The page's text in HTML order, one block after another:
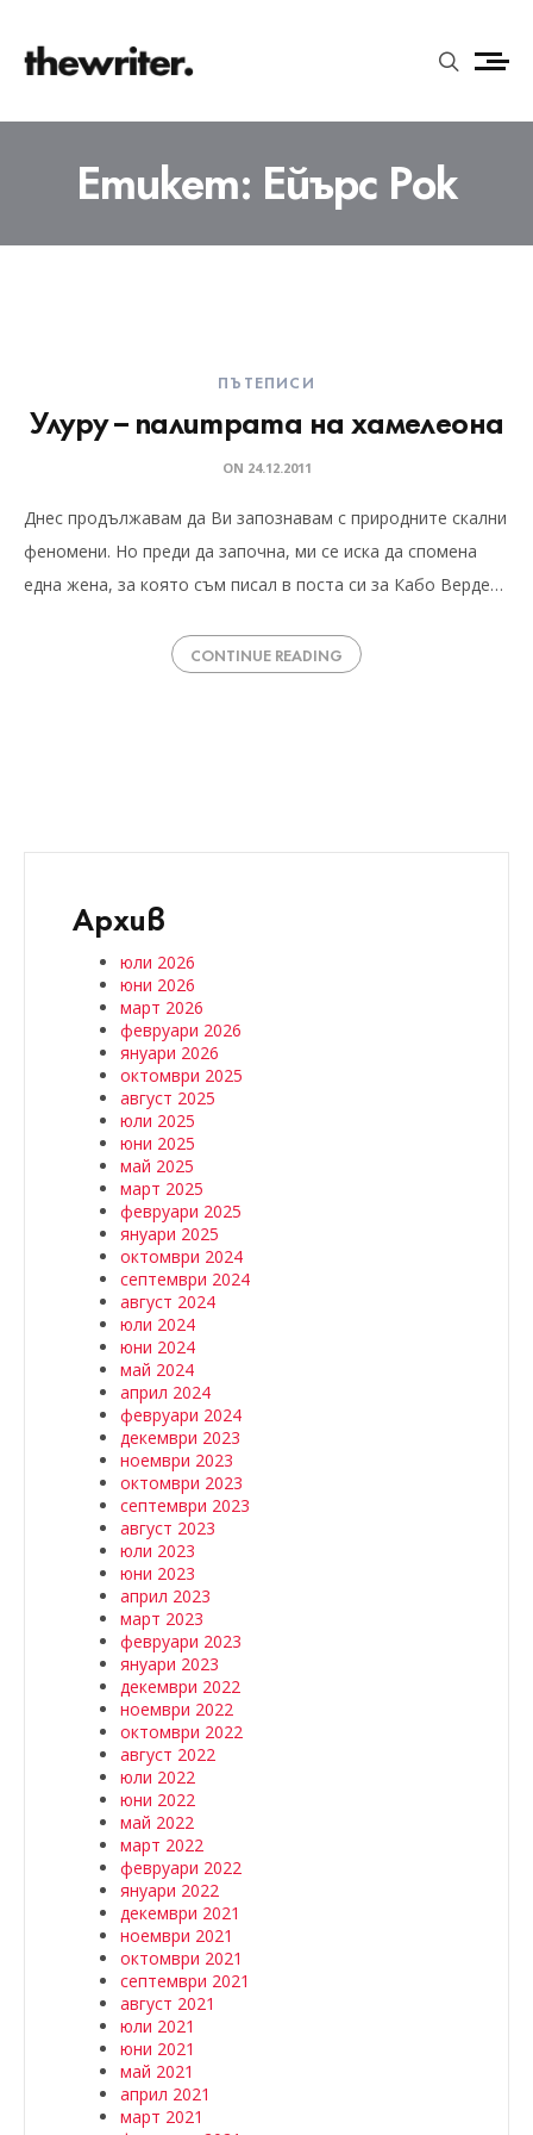
Етикет: Ейърс Рок
ПЪТЕПИСИ
Улуру – палитрата на хамелеона
ON 24.12.2011
Днес продължавам да Ви запознавам с природните скални
феномени. Но преди да започна, ми се иска да спомена
една жена, за която съм писал в поста си за Кабо Верде…
CONTINUE READING
Архив
юли 2026
юни 2026
март 2026
февруари 2026
януари 2026
октомври 2025
август 2025
юли 2025
юни 2025
май 2025
март 2025
февруари 2025
януари 2025
октомври 2024
септември 2024
август 2024
юли 2024
юни 2024
май 2024
април 2024
февруари 2024
декември 2023
ноември 2023
октомври 2023
септември 2023
август 2023
юли 2023
юни 2023
април 2023
март 2023
февруари 2023
януари 2023
декември 2022
ноември 2022
октомври 2022
август 2022
юли 2022
юни 2022
май 2022
март 2022
февруари 2022
януари 2022
декември 2021
ноември 2021
октомври 2021
септември 2021
август 2021
юли 2021
юни 2021
май 2021
април 2021
март 2021